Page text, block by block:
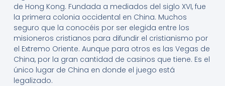
de Hong Kong. Fundada a mediados del siglo XVI, fue
la primera colonia occidental en China. Muchos
seguro que la conocéis por ser elegida entre los
misioneros cristianos para difundir el cristianismo por
el Extremo Oriente. Aunque para otros es las Vegas de
China, por la gran cantidad de casinos que tiene. Es el
único lugar de China en donde el juego está
legalizado.